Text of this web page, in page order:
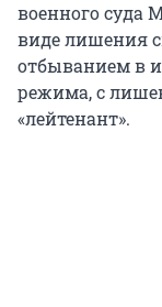
военного суда
виде лишения
отбыванием в
режима, с
«лейтенант».